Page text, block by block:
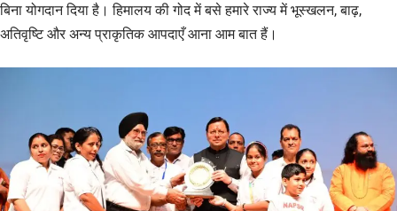
बिना योगदान दिया है। हिमालय की गोद में बसे हमारे राज्य में भूस्खलन, बाढ़,
अतिवृष्टि और अन्य प्राकृतिक आपदाएँ आना आम बात हैं।